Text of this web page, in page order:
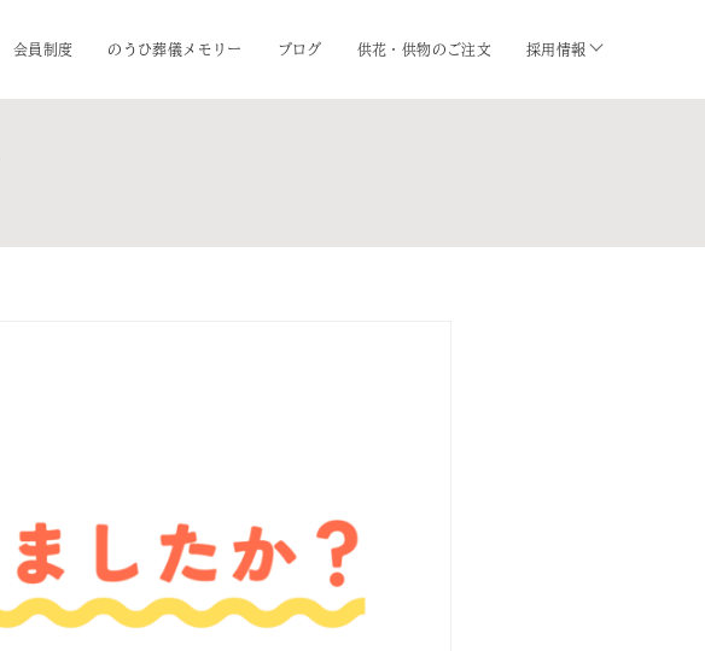
会員制度 のうひ葬儀メモリー ブログ 供花・供物のご注文 採用情報